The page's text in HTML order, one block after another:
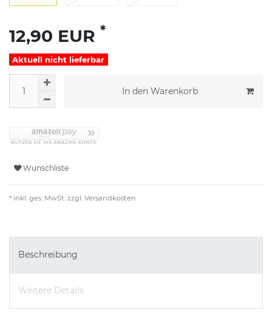
12,90 EUR *
Aktuell nicht lieferbar
In den Warenkorb
Wunschliste
* inkl. ges. MwSt. zzgl. Versandkosten
Beschreibung
Weitere Details